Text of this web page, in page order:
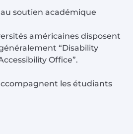
soutien académique
américaines disposent
“Disability
Office”.
les étudiants